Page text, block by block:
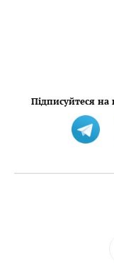
Підписуйтеся на